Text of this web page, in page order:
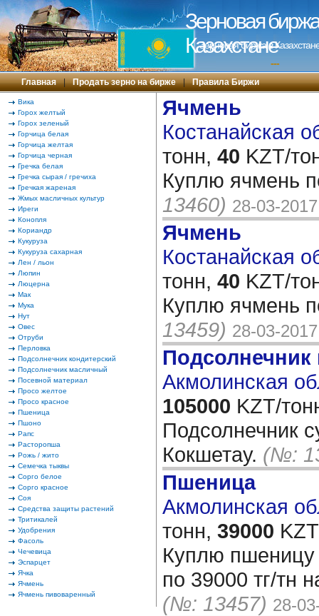
Зерновая
Казахстане
Зерновая биржа в
---
Главная | Продать зерно на бирже | Правила Биржи
Вика
Горох желтый
Горох зеленый
Горчица белая
Горчица желтая
Горчица черная
Гречка белая
Гречка сырая / гречиха
Гречкая жареная
Жмых масличных культур
Иреги
Конопля
Кориандр
Кукуруза
Кукуруза сахарная
Лен / льон
Люпин
Люцерна
Мак
Мука
Нут
Овес
Отруби
Перловка
Подсолнечник кондитерский
Подсолнечник масличный
Посевной материал
Просо желтое
Просо красное
Пшеница
Пшоно
Рапс
Расторопша
Рожь / жито
Семечка тыквы
Сорго белое
Сорго красное
Соя
Средства защиты растений
Тритикалей
Удобрения
Фасоль
Чечевица
Эспарцет
Ячка
Ячмень
Ячмень пивоваренный
Ячмень
Костанайская
тонн, 40 KZT/
Куплю ячмень
13460) 28-03-2017
Ячмень
Костанайская
тонн, 40 KZT/
Куплю ячмень
13459) 28-03-2017
Акмолинская
105000 KZT/
Подсолнечник
Кокшетау. (№:
Пшеница
Акмолинская
тонн, 39000
Куплю пшеницу
по 39000 тг/тн
(№: 13457) 28-